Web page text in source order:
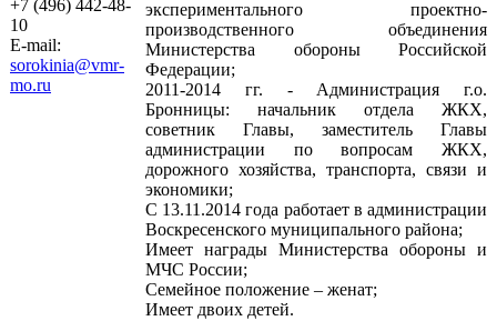
+7 (496) 442-48-
10
E-mail:
sorokinia@vmr-
mo.ru
экспериментального проектно-
производственного объединения
Министерства обороны Российской
Федерации;
2011-2014 гг. - Администрация г.о.
Бронницы: начальник отдела ЖКХ,
советник Главы, заместитель Главы
администрации по вопросам ЖКХ,
дорожного хозяйства, транспорта, связи и
экономики;
С 13.11.2014 года работает в администрации
Воскресенского муниципального района;
Имеет награды Министерства обороны и
МЧС России;
Семейное положение – женат;
Имеет двоих детей.